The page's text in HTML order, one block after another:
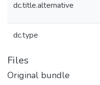
dc.title.alternative
dc.type
Files
Original bundle